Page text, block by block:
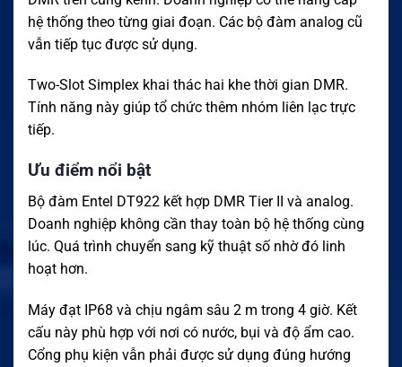
hệ thống theo từng giai đoạn. Các bộ đàm analog cũ
vẫn tiếp tục được sử dụng.
Two-Slot Simplex khai thác hai khe thời gian DMR.
Tính năng này giúp tổ chức thêm nhóm liên lạc trực
tiếp.
Ưu điểm nổi bật
Bộ đàm Entel DT922 kết hợp DMR Tier II và analog.
Doanh nghiệp không cần thay toàn bộ hệ thống cùng
lúc. Quá trình chuyển sang kỹ thuật số nhờ đó linh
hoạt hơn.
Máy đạt IP68 và chịu ngâm sâu 2 m trong 4 giờ. Kết
cấu này phù hợp với nơi có nước, bụi và độ ẩm cao.
Cổng phụ kiện vẫn phải được sử dụng đúng hướng